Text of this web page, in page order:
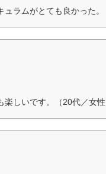
ラムがとても良かった。
しいです。（20代／女性